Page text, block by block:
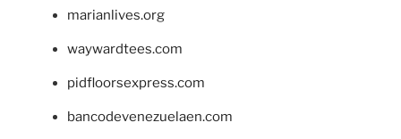
marianlives.org
waywardtees.com
pidfloorsexpress.com
bancodevenezuelaen.com